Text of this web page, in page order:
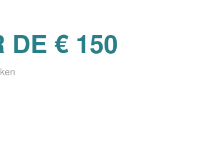
DE € 150